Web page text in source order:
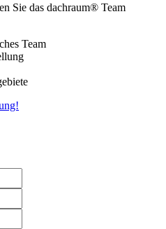
Sie das dachraum® Team
Team